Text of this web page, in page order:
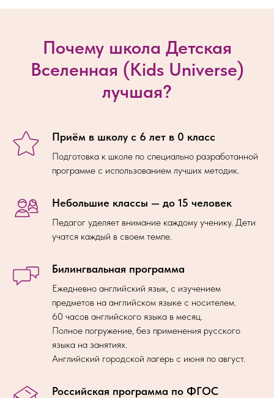
Почему школа Детская
Вселенная (Kids Universe)
лучшая?
Приём в школу с 6 лет в 0 класс
Подготовка к школе по специально разработанной
программе с использованием лучших методик.
Небольшие классы — до 15 человек
Педагог уделяет внимание каждому ученику. Дети
учатся каждый в своем темпе.
Билингвальная программа
Ежедневно английский язык, с изучением
предметов на английском языке с носителем.
60 часов английского языка в месяц.
Полное погружение, без применения русского
языка на занятиях.
Английский городской лагерь с июня по август.
Российская программа по ФГОС